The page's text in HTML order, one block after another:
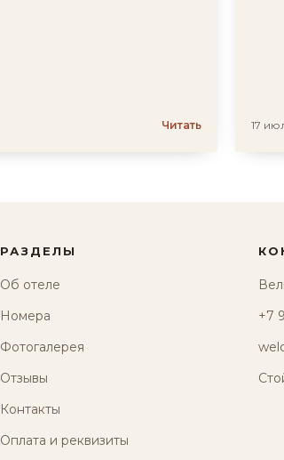
Читать 17
РАЗДЕЛЫ
Об отеле
Номера
Фотогалерея
Отзывы
Контакты
Оплата и реквизиты
+7